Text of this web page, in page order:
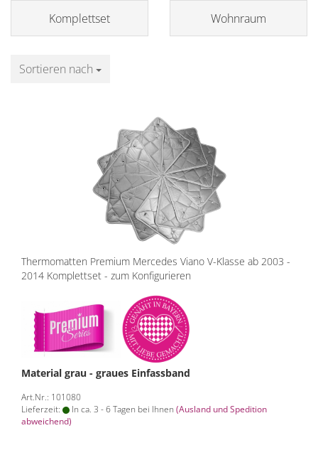
Komplettset Wohnraum
Sortieren nach
Sortieren nach
Thermomatten Premium Mercedes Viano V-Klasse ab 2003 -
2014 Komplettset - zum Konfigurieren
Material grau - graues Einfassband
Art.Nr.: 101080
Lieferzeit:
In ca. 3 - 6 Tagen bei Ihnen (Ausland und Spedition
abweichend)